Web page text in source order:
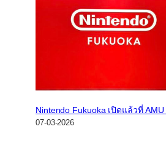
Nintendo Fukuoka เปิดแล้วที่
07-03-2026